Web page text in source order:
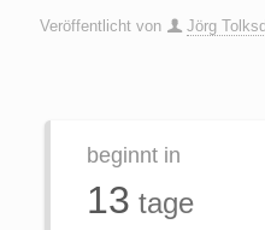
Veröffentlicht von Jörg
beginnt in
13 tage